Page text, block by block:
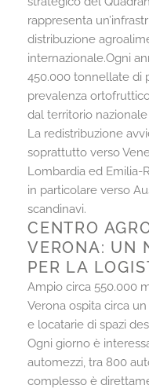
rappresenta
distribuzione
internazionale.Ogni
450.000 tonnellate di
prevalenza
dal territorio nazionale
La redistribuzione
soprattutto verso
Lombardia ed Emilia-
in particolare verso
scandinavi.
CENTRO
VERONA: UN
PER LA
Ampio circa 550.000
Verona ospita circa
e locatarie di spazi
Ogni giorno è
automezzi, tra 800
complesso è